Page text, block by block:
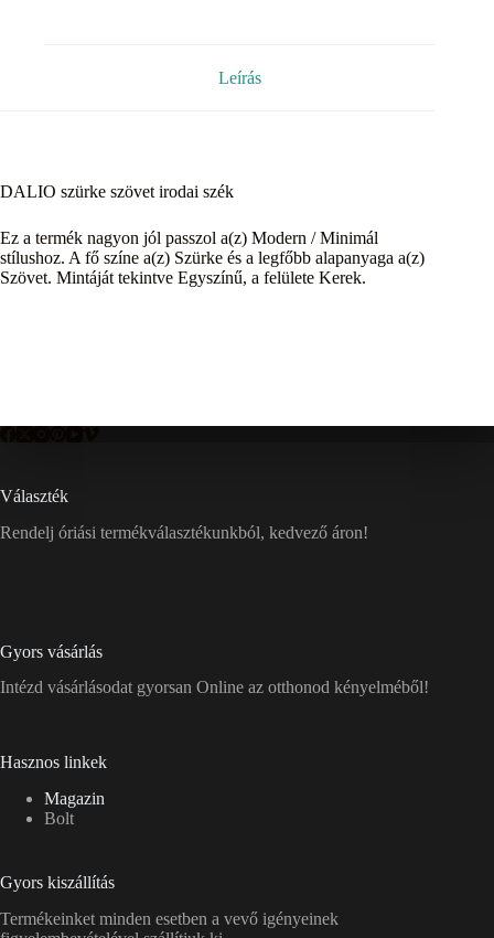
Leírás
DALIO szürke szövet irodai szék
Ez a termék nagyon jól passzol a(z) Modern / Minimál
stílushoz. A fő színe a(z) Szürke és a legfőbb alapanyaga a(z)
Szövet. Mintáját tekintve Egyszínű, a felülete Kerek.
Választék
Rendelj óriási termékválasztékunkból, kedvező áron!
Gyors vásárlás
Intézd vásárlásodat gyorsan Online az otthonod kényelméből!
Hasznos linkek
Magazin
Bolt
Gyors kiszállítás
Termékeinket minden esetben a vevő igényeinek